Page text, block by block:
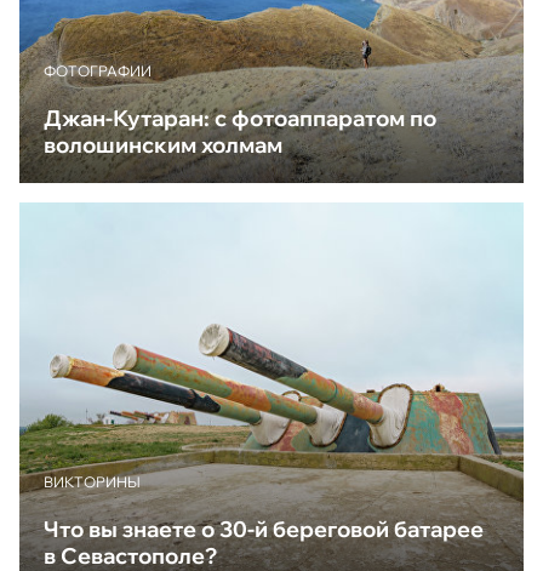
ФОТОГРАФИИ
Джан-Кутаран: с фотоаппаратом по
волошинским холмам
ВИКТОРИНЫ
Что вы знаете о 30-й береговой батарее
в Севастополе?